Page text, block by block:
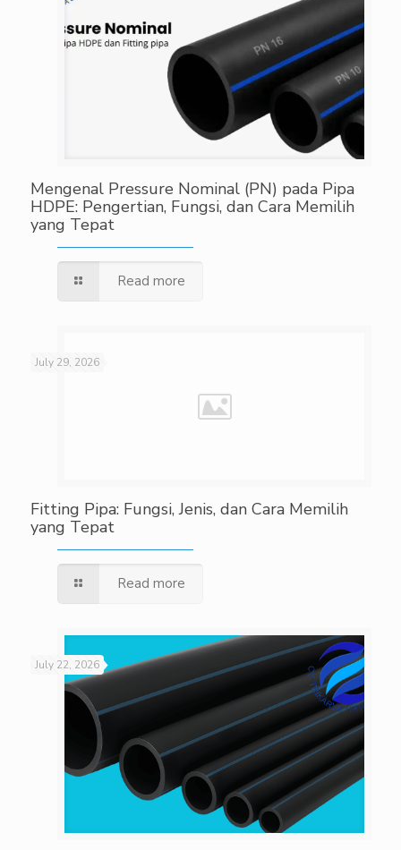
Mengenal Pressure Nominal (PN) pada Pipa
HDPE: Pengertian, Fungsi, dan Cara Memilih
yang Tepat
Read more
July 29, 2026
Fitting Pipa: Fungsi, Jenis, dan Cara Memilih
yang Tepat
Read more
July 22, 2026